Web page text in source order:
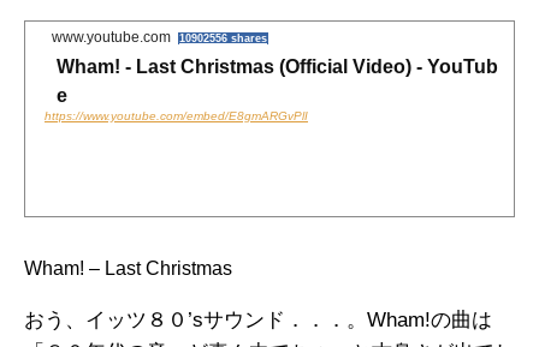
www.youtube.com 10902556 shares
Wham! - Last Christmas (Official Video) - YouTub
e
https://www.youtube.com/embed/E8gmARGvPlI
Wham! – Last Christmas
おう、イッツ８０’sサウンド．．．。Wham!の曲は